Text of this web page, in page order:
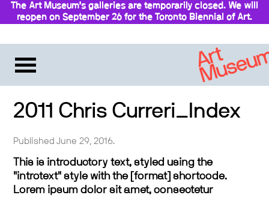
The Art Museum’s galleries are temporarily closed. We will
reopen on September 26 for the Toronto Biennial of Art.
2011 Chris Curreri_Index
Published June 29, 2016.
This is introductory text, styled using the
"introtext" style with the [format] shortcode.
Lorem ipsum dolor sit amet, consectetur